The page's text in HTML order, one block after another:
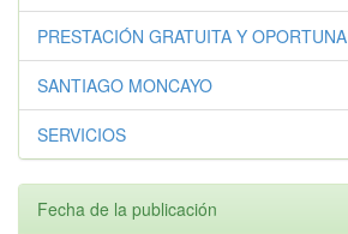
PRESTACIÓN GRATUITA Y OPORTUNA
SANTIAGO MONCAYO
SERVICIOS
Fecha de la publicación